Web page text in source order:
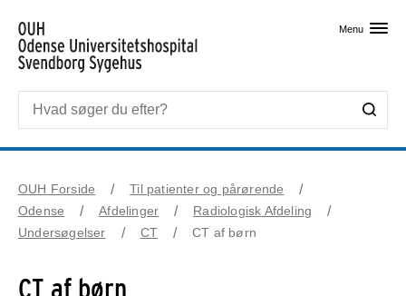
Menu
OUH Forside
Til patienter og pårørende
Odense
Afdelinger
Radiologisk Afdeling
Undersøgelser
CT CT af børn
CT af børn